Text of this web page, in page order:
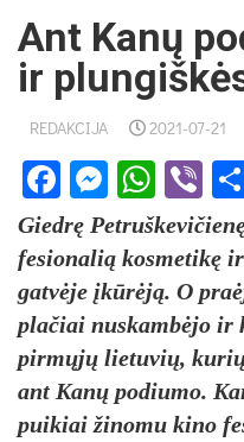
Ant Kanų
ir
REDAKCIJA 2021-07-21
Facebook
Giedrę
fe­sio­na­lią kos­me­tikę
gatvė­je įkūrėją. O
pla­čiai nu­skambė­jo ir
pirmųjų lie­tu­vių,
ant Kanų po­diu­mo.
pui­kiai ži­no­mu ki­no